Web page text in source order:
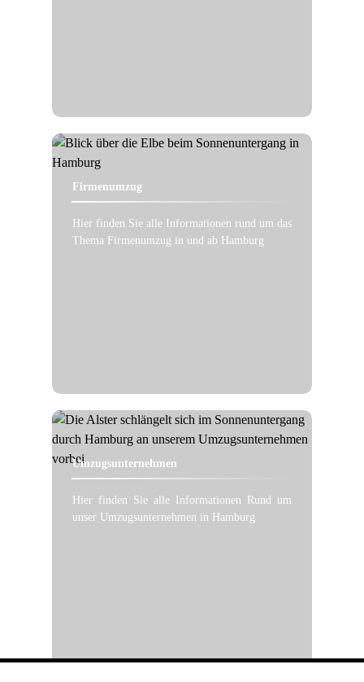
Firmenumzug
Hier finden Sie alle Informationen rund um das
Thema Firmenumzug in und ab Hamburg
Umzugsunternehmen
Hier finden Sie alle Informationen Rund um
unser Umzugsunternehmen in Hamburg